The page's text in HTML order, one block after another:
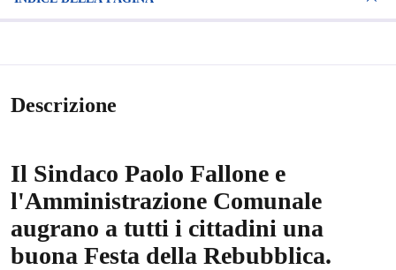
Descrizione
Il Sindaco Paolo Fallone e
l'Amministrazione Comunale
augrano a tutti i cittadini una
buona Festa della Rebubblica.